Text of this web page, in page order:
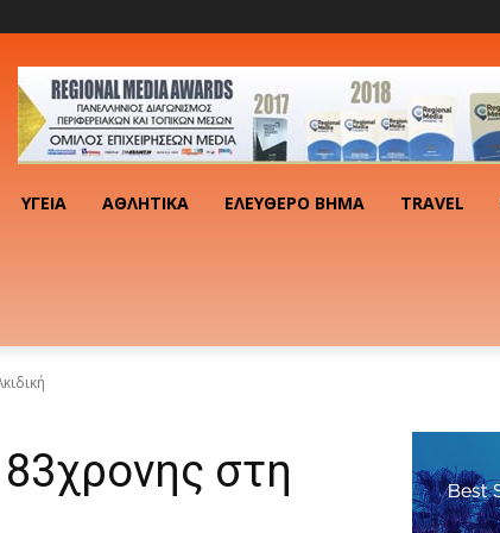
ΥΓΕΊΑ ΑΘΛΗΤΙΚΆ ΕΛΕΎΘΕΡΟ ΒΉΜΑ TRAVEL
στη